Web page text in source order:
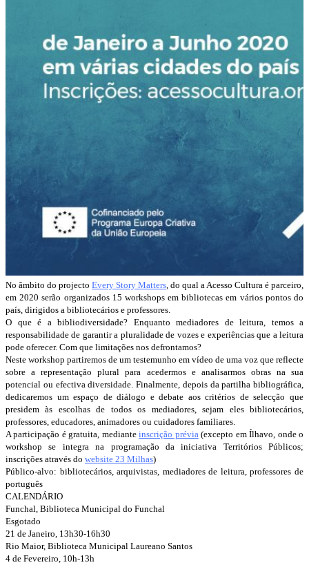
No âmbito do projecto Every Story Matters, do qual a Acesso Cultura é parceiro,
em 2020 serão organizados 15 workshops em bibliotecas em vários pontos do
país, dirigidos a bibliotecários e professores.
O que é a bibliodiversidade? Enquanto mediadores de leitura, temos a
responsabilidade de garantir a pluralidade de vozes e experiências que a leitura
pode oferecer. Com que limitações nos defrontamos?
Neste workshop partiremos de um testemunho em vídeo de uma voz que reflecte
sobre a representação plural para acedermos e analisarmos obras na sua
potencial ou efectiva diversidade. Finalmente, depois da partilha bibliográfica,
dedicaremos um espaço de diálogo e debate aos critérios de selecção que
presidem às escolhas de todos os mediadores, sejam eles bibliotecários,
professores, educadores, animadores ou cuidadores familiares.
A participação é gratuita, medianteinscrição prévia(excepto em Ílhavo, onde o
workshop se integra na programação da iniciativa Territórios Públicos;
inscrições através do website 23 Milhas)
Público-alvo: bibliotecários, arquivistas, mediadores de leitura, professores de
português
CALENDÁRIO
Funchal, Biblioteca Municipal do Funchal
Esgotado
21 de Janeiro, 13h30-16h30
Rio Maior, Biblioteca Municipal Laureano Santos
4 de Fevereiro, 10h-13h